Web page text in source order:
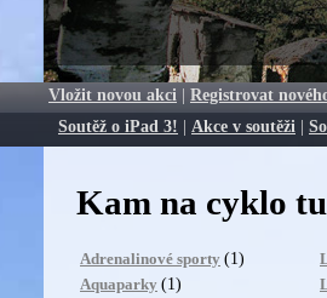
Vložit novou akci | Registrovat
Soutěž o iPad 3! | Akce v soutěži |
Kam na cyklo
Adrenalinové sporty (1)
Aquaparky (1)